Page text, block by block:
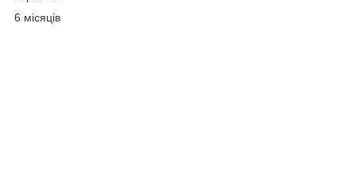
6 місяців